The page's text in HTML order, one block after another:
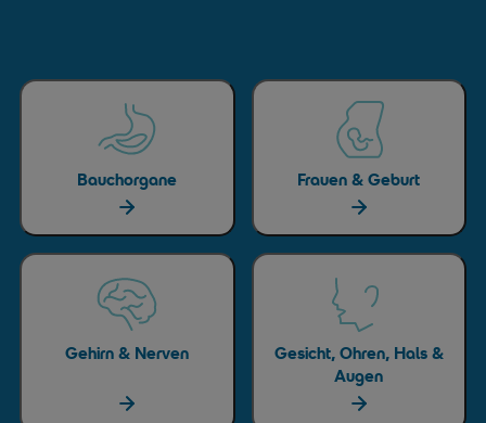
Bauchorgane Frauen & Geburt
Gehirn & Nerven
Gesicht, Ohren, Hals &
Augen